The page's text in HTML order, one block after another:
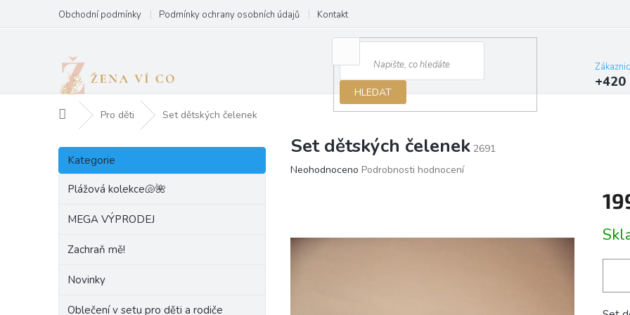
obsah
Obchodní podmínky Podmínky ochrany osobních údajů Kontakt
HLEDAT
+420
Domů Pro děti Set dětských čelenek
P
s
Přeskočit
kategorie
Kategorie
Plážová kolekce🐚🌺
MEGA VÝPRODEJ
Zachraň mě!
Novinky
Oblečení v setu pro děti a rodiče
Set dětských čelenek 2691
Průměrné
z
Neohodnoceno Podrobnosti hodnocení
cena: